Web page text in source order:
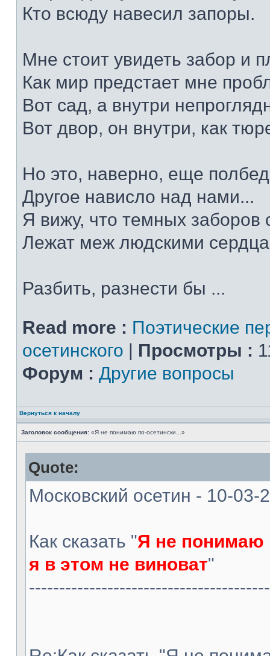
Кто всюду навесил запоры.
Мне стоит увидеть забор и
Как мир предстает мне
Вот сад, а внутри
Вот двор, он внутри, как
Но это, наверно, еще
Другое нависло над нами...
Я вижу, что темных заборов
Лежат меж людскими
Разбить, разнести бы ...
Read more : Поэтические
осетинского | Просмотры :
Форум : Другие вопросы
Вернуться к началу
Заголовок сообщения: «Я не понимаю по-осетински...»
Quote:
Московский осетин - 10-03-
Как сказать "Я не понимаю
я в этом не виноват"